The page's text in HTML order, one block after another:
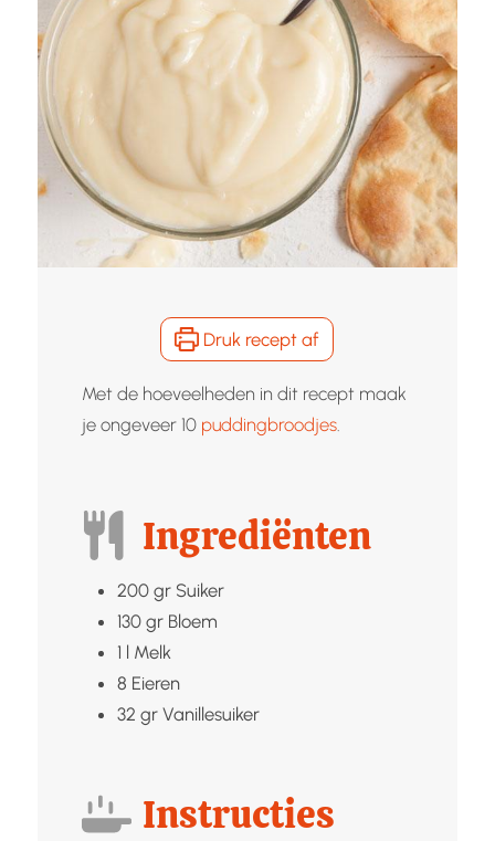
Druk recept af
Met de hoeveelheden in dit recept maak
je ongeveer 10 puddingbroodjes.
Ingrediënten
200 gr Suiker
130 gr Bloem
1 l Melk
8 Eieren
32 gr Vanillesuiker
Instructies